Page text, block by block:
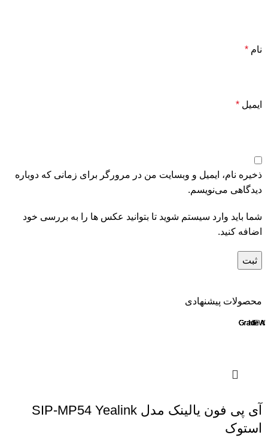
نام *
ایمیل *
ذخیره نام، ایمیل و وبسایت من در مرورگر برای زمانی که دوباره
دیدگاهی می‌نویسم.
شما باید وارد سیستم شوید تا بتوانید عکس ها را به بررسی خود
اضافه کنید.
محصولات پیشنهادی
Grade A
آی پی فون یالینک مدل SIP-MP54 Yealink
استوک
Grade A
NEW
Grade A
Grade A
Grade A